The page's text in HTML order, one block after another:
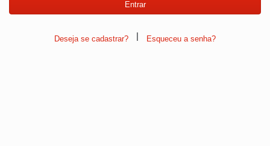
Deseja se cadastrar? | Esqueceu a senha?